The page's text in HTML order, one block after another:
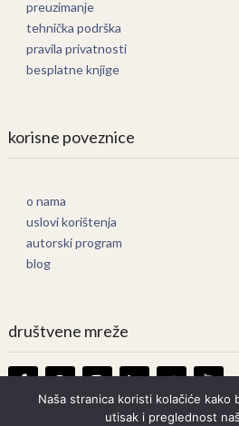
preuzimanje
tehnička podrška
pravila privatnosti
besplatne knjige
korisne poveznice
o nama
uslovi korištenja
autorski program
blog
društvene mreže
Naša stranica koristi kolačiće kako
utisak i preglednost